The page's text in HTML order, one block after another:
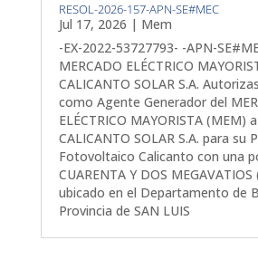
RESOL-2026-157-APN-SE#MEC
Jul 17, 2026 | Mem
-EX-2022-53727793- -APN-
MERCADO ELÉCTRICO
CALICANTO SOLAR S.A.
como Agente Generador del
ELÉCTRICO MAYORISTA (MEM)
CALICANTO SOLAR S.A. para su
Fotovoltaico Calicanto con una
CUARENTA Y DOS
ubicado en el Departamento de
Provincia de SAN LUIS